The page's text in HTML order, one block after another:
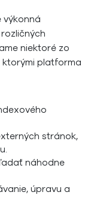
výkonná
niektoré zo
platforma
stránok,
náhodne
úpravu a